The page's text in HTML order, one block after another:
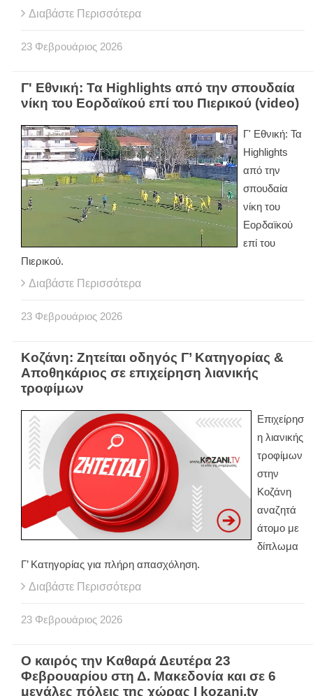
Διαβάστε Περισσότερα
23 Φεβρουάριος 2026
Γ' Εθνική: Τα Highlights από την σπουδαία
νίκη του Εορδαϊκού επί του Πιερικού (video)
Γ' Εθνική: Τα
Highlights
από την
σπουδαία
νίκη του
Εορδαϊκού
επί του
Πιερικού.
Διαβάστε Περισσότερα
23 Φεβρουάριος 2026
Κοζάνη: Ζητείται οδηγός Γ’ Κατηγορίας &
Αποθηκάριος σε επιχείρηση λιανικής
τροφίμων
Επιχείρησ
η λιανικής
τροφίμων
στην
Κοζάνη
αναζητά
άτομο με
δίπλωμα
Γ’ Κατηγορίας για πλήρη απασχόληση.
Διαβάστε Περισσότερα
23 Φεβρουάριος 2026
Ο καιρός την Καθαρά Δευτέρα 23
Φεβρουαρίου στη Δ. Μακεδονία και σε 6
μεγάλες πόλεις της χώρας Ι kozani.tv